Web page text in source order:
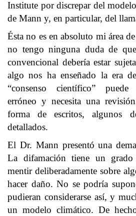
Institute por discrepar del
de Mann y, en particular, del
Ésta no es en absoluto mi área
no tengo ninguna duda de
convencional debería estar
algo nos ha enseñado la era
“consenso científico” puede
erróneo y necesita una
forma de escritos, algunos
detallados.
El Dr. Mann presentó una
La difamación tiene un
mentir deliberadamente sobre
hacer daño. No se podría
pudieran considerarse así, y
un modelo climático. De